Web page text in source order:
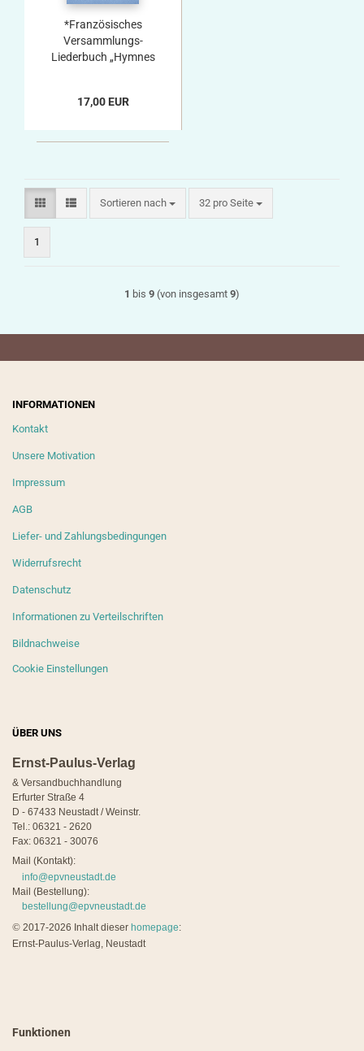
*Französisches
Versammlungs-
Liederbuch „Hymnes
in die deutsche und
17,00 EUR
Sortieren nach
Sortieren nach 32 pro Seite
pro Seite
1
1 bis 9 (von insgesamt 9)
INFORMATIONEN
Kontakt
Unsere Motivation
Impressum
AGB
Liefer- und Zahlungsbedingungen
Widerrufsrecht
Datenschutz
Informationen zu Verteilschriften
Bildnachweise
Cookie Einstellungen
ÜBER UNS
Ernst-Paulus-Verlag
& Versandbuchhandlung
Erfurter Straße 4
D - 67433 Neustadt / Weinstr.
Tel.: 06321 - 2620
Fax: 06321 - 30076
Mail (Kontakt):
info@epvneustadt.de
Mail (Bestellung):
bestellung@epvneustadt.de
© 2017-2026 Inhalt dieser homepage:
Ernst-Paulus-Verlag, Neustadt
Funktionen